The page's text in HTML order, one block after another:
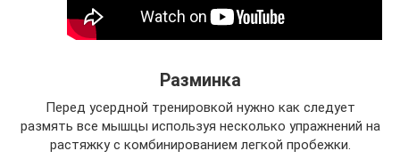
Разминка
Перед усердной тренировкой нужно как следует
размять все мышцы используя несколько упражнений на
растяжку с комбинированием легкой пробежки.